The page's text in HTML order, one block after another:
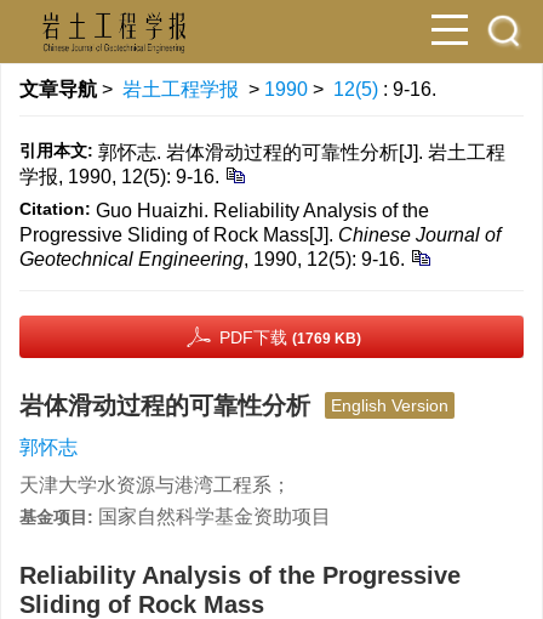
文章导航 > 岩土工程学报 > 1990 > 12(5) : 9-16.
引用本文: 郭怀志. 岩体滑动过程的可靠性分析[J]. 岩土工程
学报, 1990, 12(5): 9-16.
Citation: Guo Huaizhi. Reliability Analysis of the
Progressive Sliding of Rock Mass[J]. Chinese Journal of
Geotechnical Engineering, 1990, 12(5): 9-16.
PDF下载 (1769 KB)
岩体滑动过程的可靠性分析 English Version
郭怀志
天津大学水资源与港湾工程系；
基金项目: 国家自然科学基金资助项目
Reliability Analysis of the Progressive
Sliding of Rock Mass